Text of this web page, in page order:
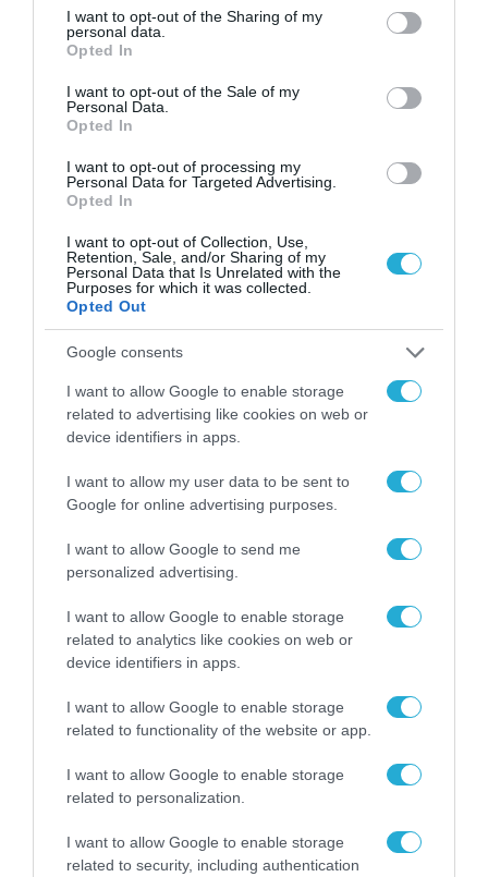
not limited to your visit or usage behaviour. You may click to
grant or deny consent to Google and its third-party tags to
use your data for below specified purposes in below Google
consent section.
I want to opt-out of the Sharing of my
personal data.
Opted In
I want to opt-out of the Sale of my
Personal Data.
Opted In
I want to opt-out of processing my
Personal Data for Targeted Advertising.
Opted In
I want to opt-out of Collection, Use,
Retention, Sale, and/or Sharing of my
Personal Data that Is Unrelated with the
Purposes for which it was collected.
Opted Out
Google consents
I want to allow Google to enable storage
related to advertising like cookies on web or
device identifiers in apps.
I want to allow my user data to be sent to
Google for online advertising purposes.
I want to allow Google to send me
personalized advertising.
I want to allow Google to enable storage
related to analytics like cookies on web or
device identifiers in apps.
I want to allow Google to enable storage
related to functionality of the website or app.
I want to allow Google to enable storage
related to personalization.
I want to allow Google to enable storage
related to security, including authentication
ενεργειακού κλάδου. Στις συνεχιζόμενες
δραστηριότητες εκτιμάται αύξηση τόσο στις
πωλήσεις όσο και στην κερδοφορία. Οι
αναφερόμενες προβλέψεις για το 2026,
υπάρξει παρατεταμένη αρνητική εξέλιξη
στις τιμές της ενέργειας, των βασικών
αγαθών και στην κατανάλωση, λόγω του
πολέμου στη Μέση Ανατολή.
Παράλληλα σημειώνεται ότι η ισχυρή
χρηματοοικονομική θέση του Ομίλου, του
επιτρέπει να ανταπεξέλθει με επιτυχία στις
όποιες προκλήσεις παρουσιασθούν, αλλά και
ευκαιρίες που θα προκύψουν.
Η Διοίκηση του Ομίλου θα παρουσιάσει τα
οικονομικά αποτελέσματα του Α Τριμήνου
2026, σε τηλεφωνική συνδιάσκεψη, την
Πέμπτη 21 Μαΐου 2026 στις 15:30 ώρα
ΌΜΙΛΟΣ QUEST